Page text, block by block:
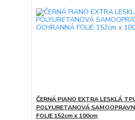
ČERNÁ PIANO EXTRA LESKLÁ
POLYURETANOVÁ
FOLIE 152cm x 100cm